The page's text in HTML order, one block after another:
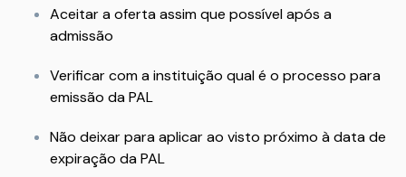
Aceitar a oferta assim que possível após a
admissão
Verificar com a instituição qual é o processo para
emissão da PAL
Não deixar para aplicar ao visto próximo à data de
expiração da PAL